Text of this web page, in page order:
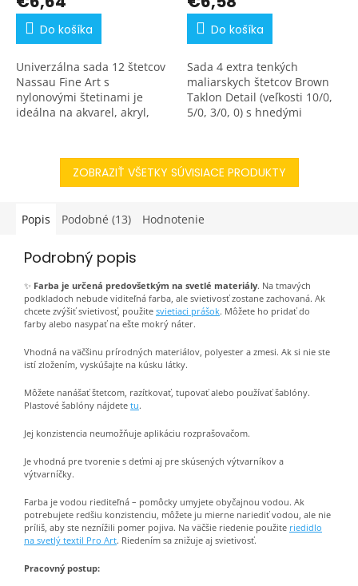
Do košíka
Univerzálna sada 12 štetcov
Nassau Fine Art s
nylonovými štetinami je
ideálna na akvarel, akryl,
štetce na detailné aj široké...
Do košíka
Sada 4 extra tenkých
maliarskych štetcov Brown
Taklon Detail (veľkosti 10/0,
5/0, 3/0, 0) s hnedými
úchopom Soft Grip.
Ideálne...
ZOBRAZIŤ VŠETKY SÚVISIACE PRODUKTY
Popis Podobné (13) Hodnotenie
Podrobný popis
✨ Farba je určená predovšetkým na svetlé materiály. Na tmavých
podkladoch nebude viditeľná farba, ale svietivosť zostane zachovaná. Ak
chcete zvýšiť svietivosť, použite svietiaci prášok. Môžete ho pridať do
farby alebo nasypať na ešte mokrý náter.
Vhodná na väčšinu prírodných materiálov, polyester a zmesi. Ak si nie ste
istí zložením, vyskúšajte na kúsku látky.
Môžete nanášať štetcom, razítkovať, tupovať alebo používať šablóny.
Plastové šablóny nájdete tu.
Jej konzistencia neumožňuje aplikáciu rozprašovačom.
Je vhodná pre tvorenie s deťmi aj pre skúsených výtvarníkov a
výtvarníčky.
Farba je vodou riediteľná – pomôcky umyjete obyčajnou vodou. Ak
potrebujete redšiu konzistenciu, môžete ju mierne nariediť vodou, ale nie
príliš, aby ste neznížili pomer pojiva. Na väčšie riedenie použite riedidlo
na svetlý textil Pro Art. Riedením sa znižuje aj svietivosť.
Pracovný postup: